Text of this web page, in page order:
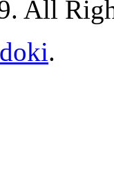
All
.